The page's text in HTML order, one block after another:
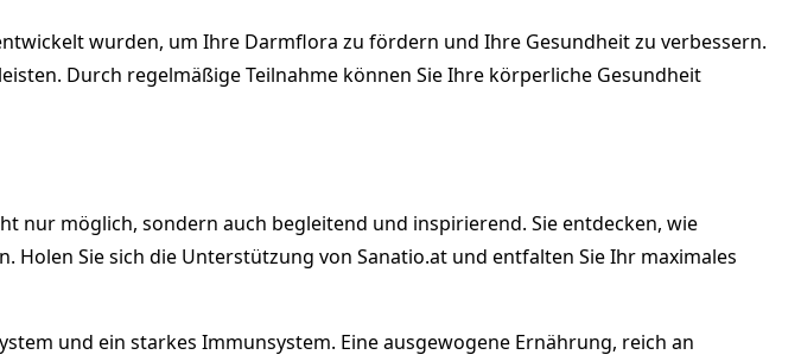
wurden, um Ihre Darmflora zu fördern und Ihre Gesundheit zu verbessern.
Durch regelmäßige Teilnahme können Sie Ihre körperliche Gesundheit
nur möglich, sondern auch begleitend und inspirierend. Sie entdecken, wie
Sie sich die Unterstützung von Sanatio.at und entfalten Sie Ihr maximales
und ein starkes Immunsystem. Eine ausgewogene Ernährung, reich an